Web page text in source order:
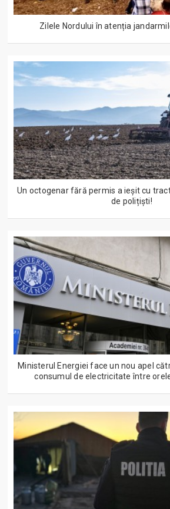
Zilele Nordului în atenția
Un octogenar fără permis a ieșit cu
de polițiști!
Ministerul Energiei face un nou apel
consumul de electricitate între